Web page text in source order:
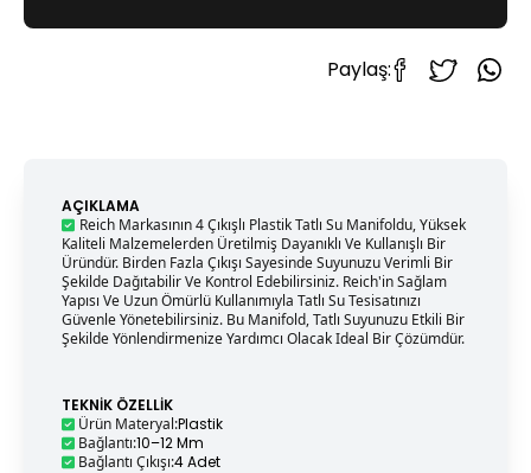
Paylaş:
AÇIKLAMA
Reich Markasının 4 Çıkışlı Plastik Tatlı Su Manifoldu, Yüksek
Kaliteli Malzemelerden Üretilmiş Dayanıklı Ve Kullanışlı Bir
Üründür. Birden Fazla Çıkışı Sayesinde Suyunuzu Verimli Bir
Şekilde Dağıtabilir Ve Kontrol Edebilirsiniz. Reich'in Sağlam
Yapısı Ve Uzun Ömürlü Kullanımıyla Tatlı Su Tesisatınızı
Güvenle Yönetebilirsiniz. Bu Manifold, Tatlı Suyunuzu Etkili Bir
Şekilde Yönlendirmenize Yardımcı Olacak Ideal Bir Çözümdür.
TEKNIK ÖZELLIK
Ürün Materyal:Plastik
Bağlantı:10–12 Mm
Bağlantı Çıkışı:4 Adet